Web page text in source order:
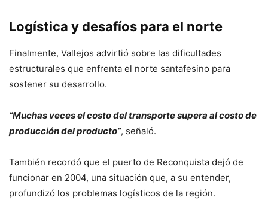
Logística y desafíos para el norte
Finalmente, Vallejos advirtió sobre las dificultades
estructurales que enfrenta el norte santafesino para
sostener su desarrollo.
“Muchas veces el costo del transporte supera al costo de
producción del producto”, señaló.
También recordó que el puerto de Reconquista dejó de
funcionar en 2004, una situación que, a su entender,
profundizó los problemas logísticos de la región.